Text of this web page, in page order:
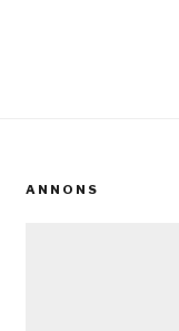
ANNONS